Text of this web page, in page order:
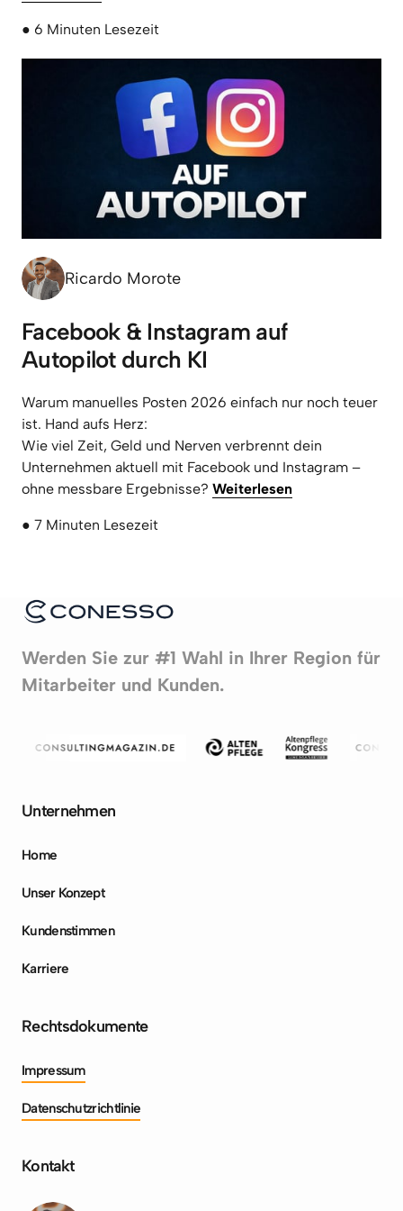
● 6 Minuten Lesezeit
Ricardo Morote
Facebook & Instagram auf
Autopilot durch KI
Warum manuelles Posten 2026 einfach nur noch teuer
ist. Hand aufs Herz:
Wie viel Zeit, Geld und Nerven verbrennt dein
Unternehmen aktuell mit Facebook und Instagram –
ohne messbare Ergebnisse? Weiterlesen
● 7 Minuten Lesezeit
Werden Sie zur #1 Wahl in Ihrer Region für
Mitarbeiter und Kunden.
Unternehmen
Home
Unser Konzept
Kundenstimmen
Karriere
Rechtsdokumente
Impressum
Datenschutzrichtlinie
Kontakt